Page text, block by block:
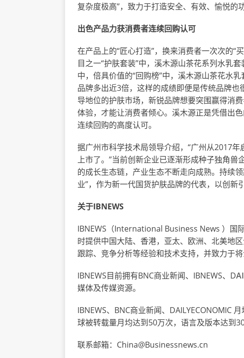
复杂度极高”，致力于打造安全、有效、愉悦的
出色产品力获消费者连续回购认可
在产品上的“匠心打造”，换来消费者一次次的“
目之一“护肤套装”中，溪木源山茶花系列水乳
中， 倍具价值的“回购榜”中，溪木源山茶花水
品牌多出近3倍，这样的成绩即便是传统品牌
导地位的护肤市场，新锐品牌想要突围赢得消
体验，才能让消费者倾心。溪木源正是凭借出
连续回购的高度认可。
据广州市科学技术局领导介绍，“广州从2017
上市了。”当前创新企业已逐渐形成种子独角兽
的成长生态链，产业生态不断走向成熟。持续
业”，作为新一代国货护肤品牌的代表，以创新
关于IBNEWS
IBNEWS（International Business News ）国
时提供中国大陆、香港，亚太、欧洲、北美地
跟踪、竞争分析等经验和技术支持，并致力于
IBNEWS目前拥有BNC商业新闻、IBNEWS、DAI
媒体及传媒资源。
IBNEWS、BNC商业新闻、DAILYECONOMIC
球被转载量月均达到50万次，语言及版本达到30
联系邮箱：China@Businessnews.cn